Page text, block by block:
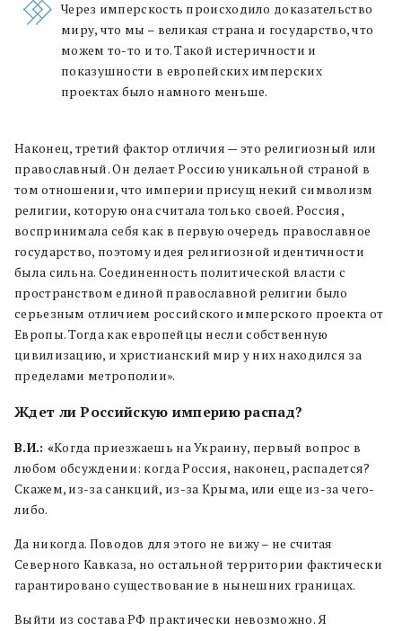
Через имперскость происходило доказательство
миру, что мы – великая страна и государство, что
можем то-то и то. Такой истеричности и
показушности в европейских имперских
проектах было намного меньше.
Наконец, третий фактор отличия — это религиозный или
православный. Он делает Россию уникальной страной в
том отношении, что империи присущ некий символизм
религии, которую она считала только своей. Россия,
воспринимала себя как в первую очередь православное
государство, поэтому идея религиозной идентичности
была сильна. Соединенность политической власти с
пространством единой православной религии было
серьезным отличием российского имперского проекта от
Европы. Тогда как европейцы несли собственную
цивилизацию, и христианский мир у них находился за
пределами метрополии».
Ждет ли Российскую империю распад?
В.И.: «Когда приезжаешь на Украину, первый вопрос в
любом обсуждении: когда Россия, наконец, распадется?
Скажем, из-за санкций, из-за Крыма, или еще из-за чего-
либо.
Да никогда. Поводов для этого не вижу – не считая
Северного Кавказа, но остальной территории фактически
гарантировано существование в нынешних границах.
Выйти из состава РФ практически невозможно. Я